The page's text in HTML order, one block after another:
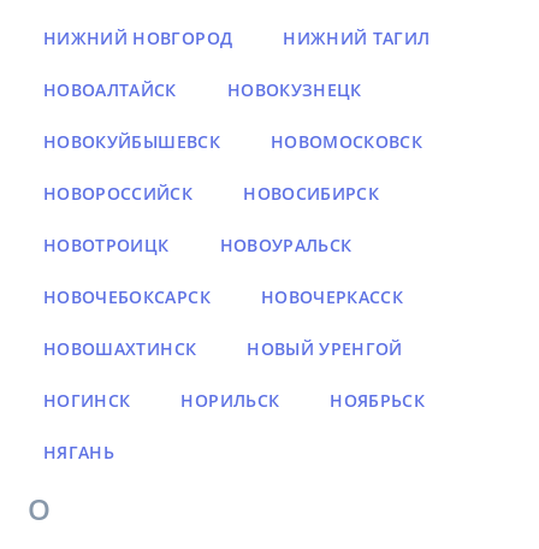
НИЖНИЙ НОВГОРОД НИЖНИЙ ТАГИЛ
НОВОАЛТАЙСК НОВОКУЗНЕЦК
НОВОКУЙБЫШЕВСК НОВОМОСКОВСК
НОВОРОССИЙСК НОВОСИБИРСК
НОВОТРОИЦК НОВОУРАЛЬСК
НОВОЧЕБОКСАРСК НОВОЧЕРКАССК
НОВОШАХТИНСК НОВЫЙ УРЕНГОЙ
НОГИНСК НОРИЛЬСК НОЯБРЬСК
НЯГАНЬ
О